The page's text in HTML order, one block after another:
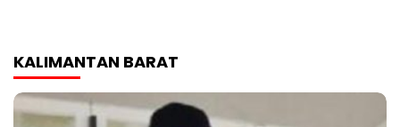
KALIMANTAN BARAT